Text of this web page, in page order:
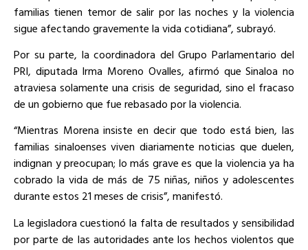
familias tienen temor de salir por las noches y la violencia
sigue afectando gravemente la vida cotidiana”, subrayó.
Por su parte, la coordinadora del Grupo Parlamentario del
PRI, diputada Irma Moreno Ovalles, afirmó que Sinaloa no
atraviesa solamente una crisis de seguridad, sino el fracaso
de un gobierno que fue rebasado por la violencia.
“Mientras Morena insiste en decir que todo está bien, las
familias sinaloenses viven diariamente noticias que duelen,
indignan y preocupan; lo más grave es que la violencia ya ha
cobrado la vida de más de 75 niñas, niños y adolescentes
durante estos 21 meses de crisis”, manifestó.
La legisladora cuestionó la falta de resultados y sensibilidad
por parte de las autoridades ante los hechos violentos que